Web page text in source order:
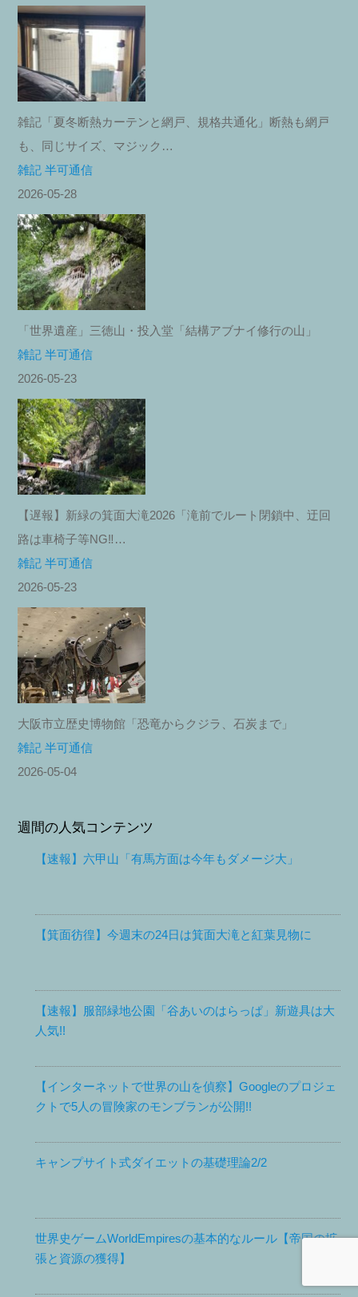
雑記「夏冬断熱カーテンと網戸、規格共通化」断熱も網戸
も、同じサイズ、マジック…
雑記 半可通信
2026-05-28
「世界遺産」三徳山・投入堂「結構アブナイ修行の山」
雑記 半可通信
2026-05-23
【遅報】新緑の箕面大滝2026「滝前でルート閉鎖中、迂回
路は車椅子等NG‼︎…
雑記 半可通信
2026-05-23
大阪市立歴史博物館「恐竜からクジラ、石炭まで」
雑記 半可通信
2026-05-04
週間の人気コンテンツ
【速報】六甲山「有馬方面は今年もダメージ大」
【箕面彷徨】今週末の24日は箕面大滝と紅葉見物に
【速報】服部緑地公園「谷あいのはらっぱ」新遊具は大
人気!!
【インターネットで世界の山を偵察】Googleのプロジェ
クトで5人の冒険家のモンブランが公開!!
キャンプサイト式ダイエットの基礎理論2/2
世界史ゲームWorldEmpiresの基本的なルール【帝国の拡
張と資源の獲得】